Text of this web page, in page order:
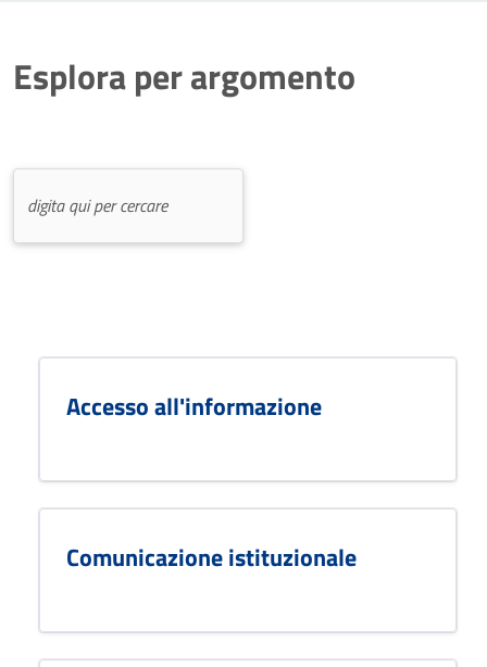
Esplora per argomento
Accesso all'informazione
Comunicazione istituzionale